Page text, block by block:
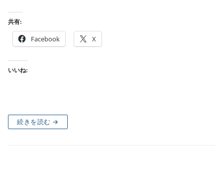
共有:
Facebook X
いいね:
続きを読む →